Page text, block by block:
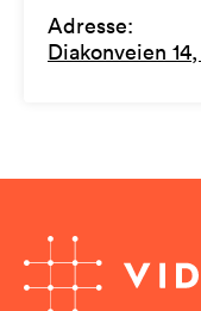
Adresse:
Diakonveien